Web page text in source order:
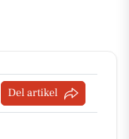
Del artikel